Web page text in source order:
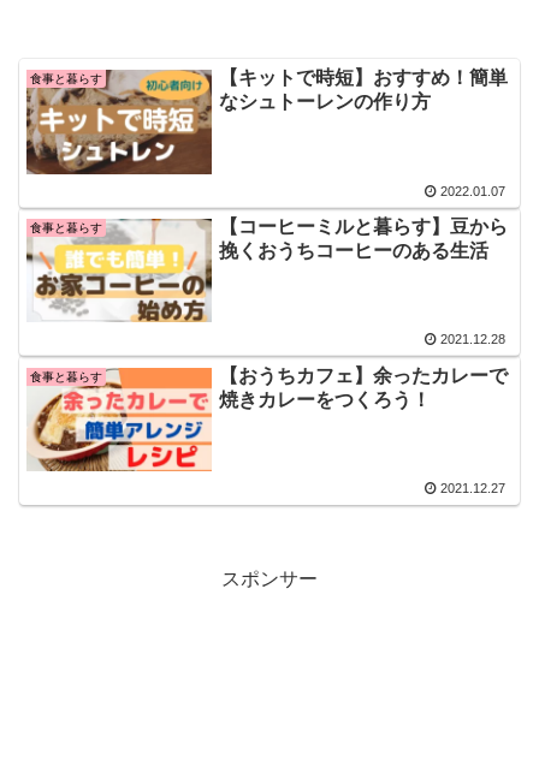
食事と暮らす
【キットで時短】おすすめ！簡単
なシュトーレンの作り方
2022.01.07
食事と暮らす
【コーヒーミルと暮らす】豆から
挽くおうちコーヒーのある生活
2021.12.28
食事と暮らす
【おうちカフェ】余ったカレーで
焼きカレーをつくろう！
2021.12.27
スポンサー